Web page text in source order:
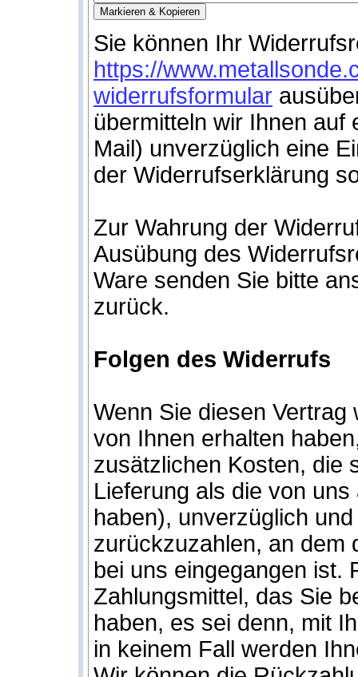
Sie können Ihr
https://
widerrufsformular
übermitteln wir Ihnen auf
Mail) unverzüglich eine
der Widerrufserklärung
Zur Wahrung der
Ausübung des
Ware senden Sie bitte
zurück.
Folgen des Widerrufs
Wenn Sie diesen
von Ihnen erhalten
zusätzlichen Kosten, die
Lieferung als die von
haben), unverzüglich
zurückzuzahlen, an dem
bei uns eingegangen ist.
Zahlungsmittel, das Sie
haben, es sei denn, mit
in keinem Fall werden